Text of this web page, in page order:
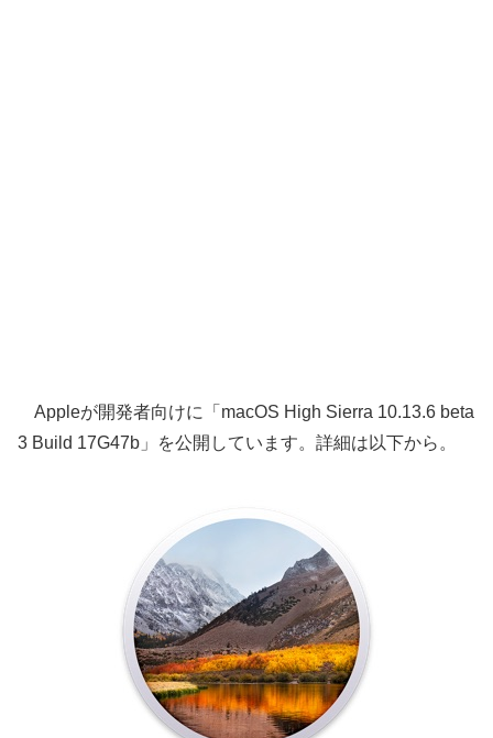
Appleが開発者向けに「macOS High Sierra 10.13.6 beta
3 Build 17G47b」を公開しています。詳細は以下から。